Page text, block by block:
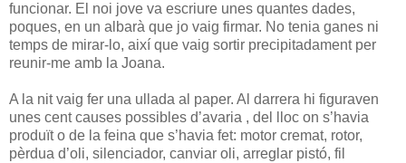
funcionar. El noi jove va escriure unes quantes dades,
poques, en un albarà que jo vaig firmar. No tenia ganes ni
temps de mirar-lo, així que vaig sortir precipitadament per
reunir-me amb la Joana.
A la nit vaig fer una ullada al paper. Al darrera hi figuraven
unes cent causes possibles d’avaria , del lloc on s’havia
produït o de la feina que s’havia fet: motor cremat, rotor,
pèrdua d’oli, silenciador, canviar oli, arreglar pistó, fil